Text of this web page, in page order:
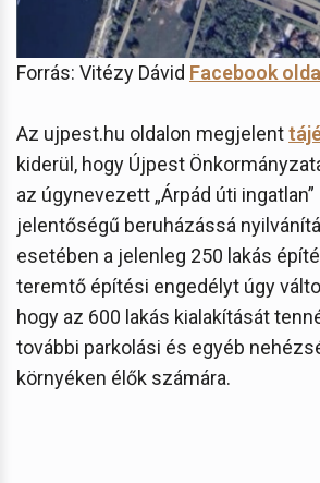
Forrás: Vitézy Dávid Facebook
Az ujpest.hu oldalon megjelent
kiderül, hogy Újpest
az úgynevezett „Árpád úti
jelentőségű beruházássá
esetében a jelenleg 250 lakás
teremtő építési engedélyt úgy
hogy az 600 lakás kialakítását
további parkolási és egyéb
környéken élők számára.